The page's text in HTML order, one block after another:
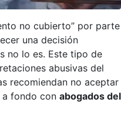
no cubierto” por parte
una decisión
no lo es. Este tipo de
abusivas del
recomiendan no aceptar
a fondo con abogados del